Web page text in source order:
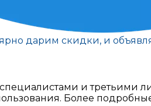
дарим скидки, и
и третьими
Более